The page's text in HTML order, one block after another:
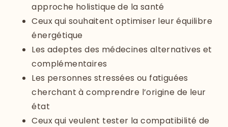
approche holistique de la santé
Ceux qui souhaitent optimiser leur équilibre
énergétique
Les adeptes des médecines alternatives et
complémentaires
Les personnes stressées ou fatiguées
cherchant à comprendre l’origine de leur
état
Ceux qui veulent tester la compatibilité de